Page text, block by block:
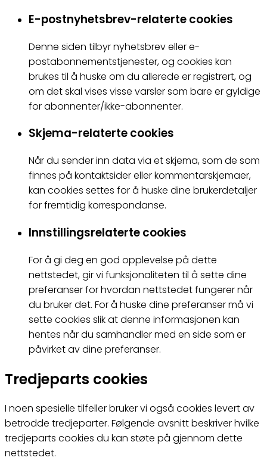
E-postnyhetsbrev-relaterte cookies
Denne siden tilbyr nyhetsbrev eller e-
postabonnementstjenester, og cookies kan
brukes til å huske om du allerede er registrert, og
om det skal vises visse varsler som bare er gyldige
for abonnenter/ikke-abonnenter.
Skjema-relaterte cookies
Når du sender inn data via et skjema, som de som
finnes på kontaktsider eller kommentarskjemaer,
kan cookies settes for å huske dine brukerdetaljer
for fremtidig korrespondanse.
Innstillingsrelaterte cookies
For å gi deg en god opplevelse på dette
nettstedet, gir vi funksjonaliteten til å sette dine
preferanser for hvordan nettstedet fungerer når
du bruker det. For å huske dine preferanser må vi
sette cookies slik at denne informasjonen kan
hentes når du samhandler med en side som er
påvirket av dine preferanser.
Tredjeparts cookies
I noen spesielle tilfeller bruker vi også cookies levert av
betrodde tredjeparter. Følgende avsnitt beskriver hvilke
tredjeparts cookies du kan støte på gjennom dette
nettstedet.